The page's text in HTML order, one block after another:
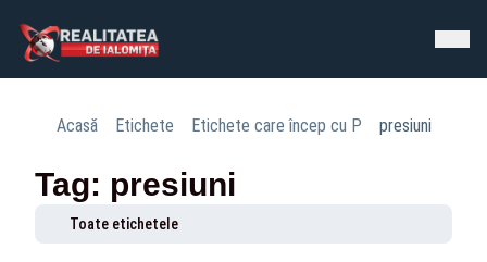
Acasă Etichete Etichete care încep cu P presiuni
Tag: presiuni
Toate etichetele